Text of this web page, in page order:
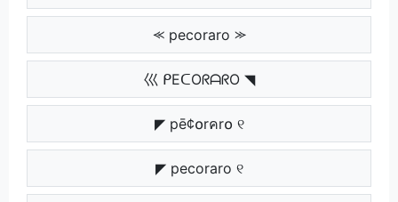
⪻ pecoraro ⪼
巛 ᑭEᑕOᖇᗩᖇO ◥
◤ pē¢໐rคr໐ ୧
◤ pecoraro ୧